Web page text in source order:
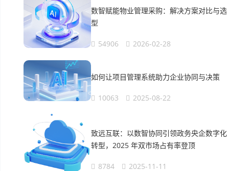
数智赋能物业管理采购：解决方案对比与选
型
54906 2026-02-28
如何让项目管理系统助力企业协同与决策
10063 2025-08-22
致远互联：以数智协同引领政务央企数字化
转型，2025 年双市场占有率登顶
8784 2025-11-11